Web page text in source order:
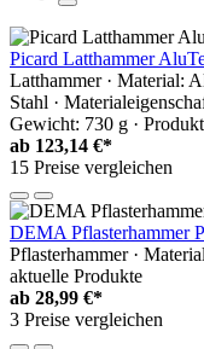
Picard Latthammer
Latthammer · Material:
Stahl ·
Gewicht: 730 g ·
ab 123,14 €*
15 Preise vergleichen
DEMA Pflasterhammer
Pflasterhammer ·
aktuelle Produkte
ab 28,99 €*
3 Preise vergleichen